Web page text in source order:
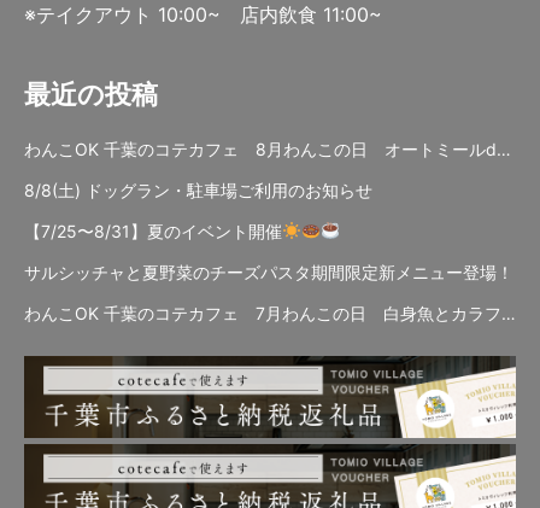
※テイクアウト 10:00~ 店内飲食 11:00~
最近の投稿
わんこOK 千葉のコテカフェ 8月わんこの日 オートミールdeローストビーフライス
8/8(土) ドッグラン・駐車場ご利用のお知らせ
【7/25〜8/31】夏のイベント開催
サルシッチャと夏野菜のチーズパスタ期間限定新メニュー登場！
わんこOK 千葉のコテカフェ 7月わんこの日 白身魚とカラフルやさいのオムレツ